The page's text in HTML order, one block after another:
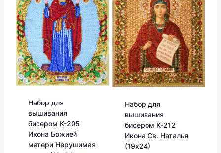
Набор для
вышивания
бисером К-205
Икона Божией
матери Нерушимая
Набор для
вышивания
бисером К-212
Икона Св. Наталья
(19х24)